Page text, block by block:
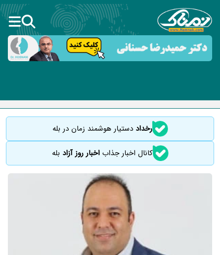
رخداددستیار هوشمند زمان در بله
کانال اخبار جذاباخبار روز آزاد بله